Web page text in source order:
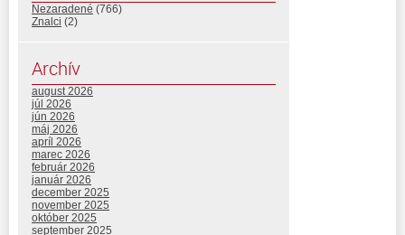
Nezaradené (766)
Znalci (2)
Archív
august 2026
júl 2026
jún 2026
máj 2026
apríl 2026
marec 2026
február 2026
január 2026
december 2025
november 2025
október 2025
september 2025